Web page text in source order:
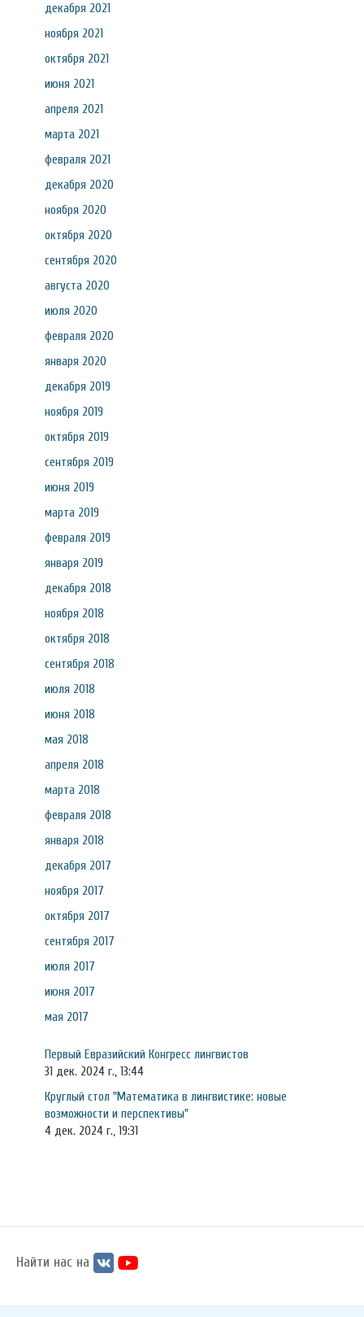
декабря 2021
ноября 2021
октября 2021
июня 2021
апреля 2021
марта 2021
февраля 2021
декабря 2020
ноября 2020
октября 2020
сентября 2020
августа 2020
июля 2020
февраля 2020
января 2020
декабря 2019
ноября 2019
октября 2019
сентября 2019
июня 2019
марта 2019
февраля 2019
января 2019
декабря 2018
ноября 2018
октября 2018
сентября 2018
июля 2018
июня 2018
мая 2018
апреля 2018
марта 2018
февраля 2018
января 2018
декабря 2017
ноября 2017
октября 2017
сентября 2017
июля 2017
июня 2017
мая 2017
Первый Евразийский Конгресс лингвистов
31 дек. 2024 г., 13:44
Круглый стол "Математика в лингвистике: новые
возможности и перспективы"
4 дек. 2024 г., 19:31
Найти нас на